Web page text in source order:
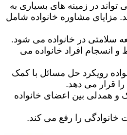
تواند در زمینه های بسیاری به
مزایای مشاوره خانواده شامل
سلامتی در خانواده می شود.
و انسجام افراد خانواده می
رویکرد حل مسائل با کمک
را قرار می دهد.
همدلی بین اعضای خانواده
خانوادگی را رفع می کند.